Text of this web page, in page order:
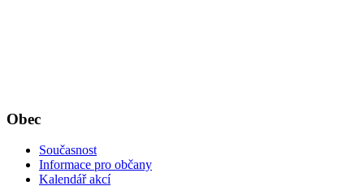
Obec
Současnost
Informace pro občany
Kalendář akcí